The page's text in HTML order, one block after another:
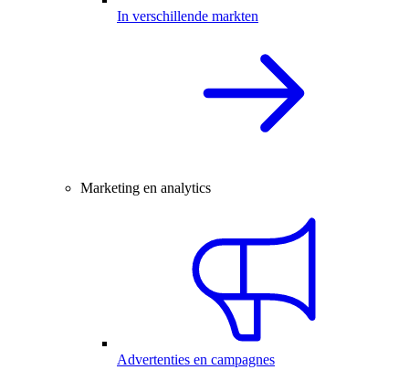
In verschillende markten
Marketing en analytics
Advertenties en campagnes